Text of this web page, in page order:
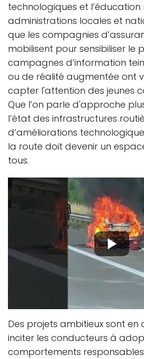
technologiques et l’éducation
administrations locales et
que les compagnies
mobilisent pour sensibiliser le
campagnes d’information
ou de réalité augmentée ont
capter l'attention des jeunes
Que l’on parle d'approche
l’état des infrastructures
d’améliorations
la route doit devenir un
tous.
Des projets ambitieux sont en
inciter les conducteurs à
comportements